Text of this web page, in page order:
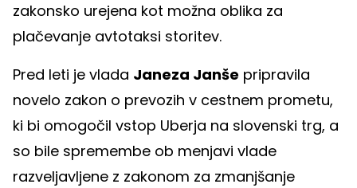
zakonsko urejena kot možna oblika za
plačevanje avtotaksi storitev.
Pred leti je vlada Janeza Janše pripravila
novelo zakon o prevozih v cestnem prometu,
ki bi omogočil vstop Uberja na slovenski trg, a
so bile spremembe ob menjavi vlade
razveljavljene z zakonom za zmanjšanje